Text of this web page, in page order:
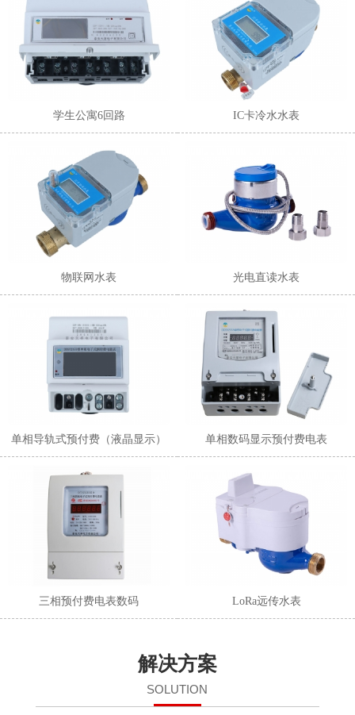
学生公寓6回路 IC卡冷水水表
物联网水表 光电直读水表
单相导轨式预付费（液晶显示） 单相数码显示预付费电表
三相预付费电表数码 LoRa远传水表
解决方案
SOLUTION